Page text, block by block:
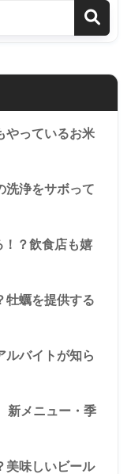
やっているお米
洗浄をサボって
？飲食店も嬉
牡蠣を提供する
ルバイトが知ら
新メニュー・季
美味しいビール